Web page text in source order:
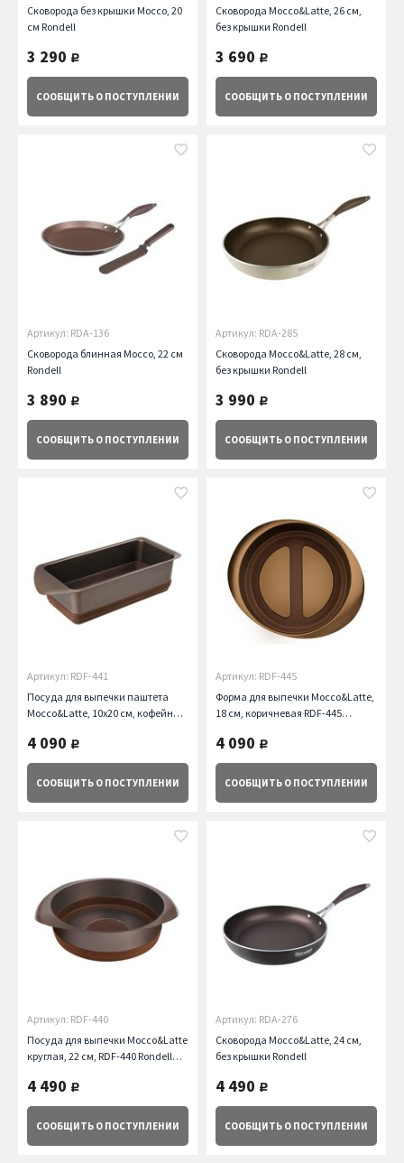
Сковорода без крышки Mocco, 20
см Rondell
3 290 руб.
СООБЩИТЬ О ПОСТУПЛЕНИИ
Сковорода Mocco&Latte, 26 см,
без крышки Rondell
3 690 руб.
СООБЩИТЬ О ПОСТУПЛЕНИИ
Артикул: RDA-136
Сковорода блинная Mocco, 22 см
Rondell
3 890 руб.
СООБЩИТЬ О ПОСТУПЛЕНИИ
Артикул: RDA-285
Сковорода Mocco&Latte, 28 см,
без крышки Rondell
3 990 руб.
СООБЩИТЬ О ПОСТУПЛЕНИИ
Артикул: RDF-441
Посуда для выпечки паштета
Mocco&Latte, 10х20 см, кофейная
4 090 руб.
СООБЩИТЬ О ПОСТУПЛЕНИИ
Артикул: RDF-445
Форма для выпечки Mocco&Latte,
18 см, коричневая RDF-445
4 090 руб.
СООБЩИТЬ О ПОСТУПЛЕНИИ
Артикул: RDF-440
Посуда для выпечки Mocco&Latte
круглая, 22 см, RDF-440 Rondell
4 490 руб.
СООБЩИТЬ О ПОСТУПЛЕНИИ
Артикул: RDA-276
Сковорода Mocco&Latte, 24 см,
без крышки Rondell
4 490 руб.
СООБЩИТЬ О ПОСТУПЛЕНИИ